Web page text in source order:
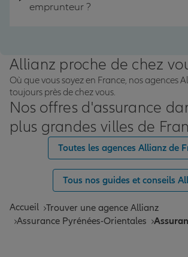
emprunteur ?
Allianz proche de chez
Où que vous soyez en France, nos agences
toujours près de chez vous.
Nos offres d'assurance
plus grandes villes de
Toutes les agences Allianz de
Tous nos guides et conseils
Accueil Trouver une agence Allianz
Assurance Pyrénées-Orientales